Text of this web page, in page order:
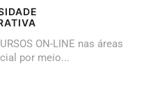
ON-LINE nas áreas
por meio...